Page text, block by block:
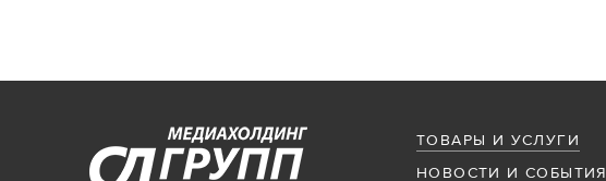
ТОВАРЫ И УСЛУГИ
НОВОСТИ И СОБЫТИЯ